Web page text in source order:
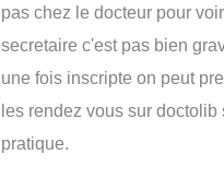
pas chez le docteur pour
secretaire c'est pas bien
une fois inscripte on peut
les rendez vous sur doctolib
pratique.